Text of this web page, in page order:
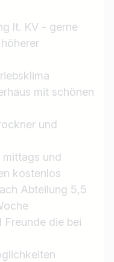
lt. KV - gerne
mit schönen
und
mittags und
kostenlos
Abteilung 5,5
Freunde die bei
finden